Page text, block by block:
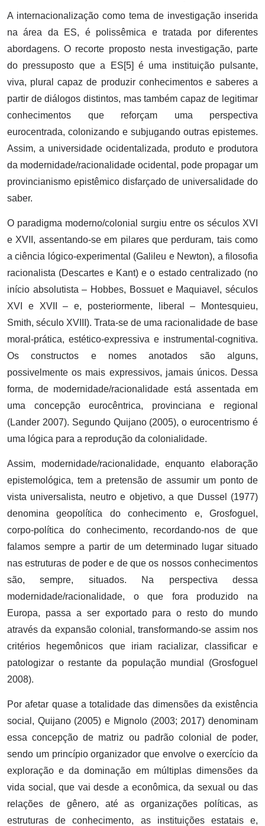
A internacionalização como tema de investigação inserida
na área da ES, é polissêmica e tratada por diferentes
abordagens. O recorte proposto nesta investigação, parte
do pressuposto que a ES[5] é uma instituição pulsante,
viva, plural capaz de produzir conhecimentos e saberes a
partir de diálogos distintos, mas também capaz de legitimar
conhecimentos que reforçam uma perspectiva
eurocentrada, colonizando e subjugando outras epistemes.
Assim, a universidade ocidentalizada, produto e produtora
da modernidade/racionalidade ocidental, pode propagar um
provincianismo epistêmico disfarçado de universalidade do
saber.
O paradigma moderno/colonial surgiu entre os séculos XVI
e XVII, assentando-se em pilares que perduram, tais como
a ciência lógico-experimental (Galileu e Newton), a filosofia
racionalista (Descartes e Kant) e o estado centralizado (no
início absolutista – Hobbes, Bossuet e Maquiavel, séculos
XVI e XVII – e, posteriormente, liberal – Montesquieu,
Smith, século XVIII). Trata-se de uma racionalidade de base
moral-prática, estético-expressiva e instrumental-cognitiva.
Os constructos e nomes anotados são alguns,
possivelmente os mais expressivos, jamais únicos. Dessa
forma, de modernidade/racionalidade está assentada em
uma concepção eurocêntrica, provinciana e regional
(Lander 2007). Segundo Quijano (2005), o eurocentrismo é
uma lógica para a reprodução da colonialidade.
Assim, modernidade/racionalidade, enquanto elaboração
epistemológica, tem a pretensão de assumir um ponto de
vista universalista, neutro e objetivo, a que Dussel (1977)
denomina geopolítica do conhecimento e, Grosfoguel,
corpo-política do conhecimento, recordando-nos de que
falamos sempre a partir de um determinado lugar situado
nas estruturas de poder e de que os nossos conhecimentos
são, sempre, situados. Na perspectiva dessa
modernidade/racionalidade, o que fora produzido na
Europa, passa a ser exportado para o resto do mundo
através da expansão colonial, transformando-se assim nos
critérios hegemônicos que iriam racializar, classificar e
patologizar o restante da população mundial (Grosfoguel
2008).
Por afetar quase a totalidade das dimensões da existência
social, Quijano (2005) e Mignolo (2003; 2017) denominam
essa concepção de matriz ou padrão colonial de poder,
sendo um princípio organizador que envolve o exercício da
exploração e da dominação em múltiplas dimensões da
vida social, que vai desde a econômica, da sexual ou das
relações de gênero, até as organizações políticas, as
estruturas de conhecimento, as instituições estatais e,